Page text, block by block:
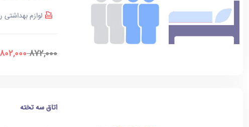
لوازم بهداشتی
872,000
802,000
اتاق سه تخته